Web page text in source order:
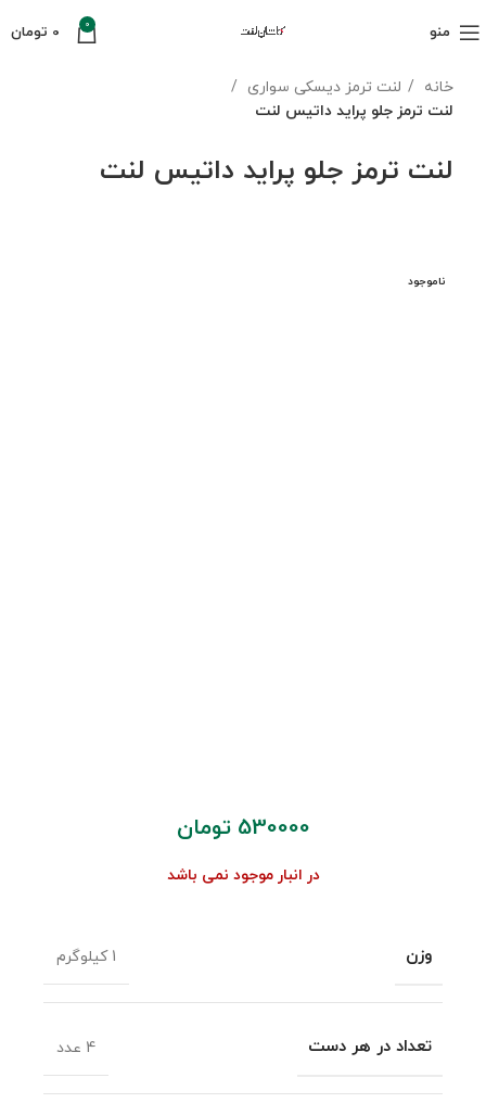
منو 0
0 تومان
خانه
لنت ترمز دیسکی سواری
لنت ترمز جلو پراید داتیس لنت
لنت ترمز جلو پراید داتیس لنت
ناموجود
530000 تومان
در انبار موجود نمی باشد
وزن 1 کیلوگرم
تعداد در هر دست 4 عدد